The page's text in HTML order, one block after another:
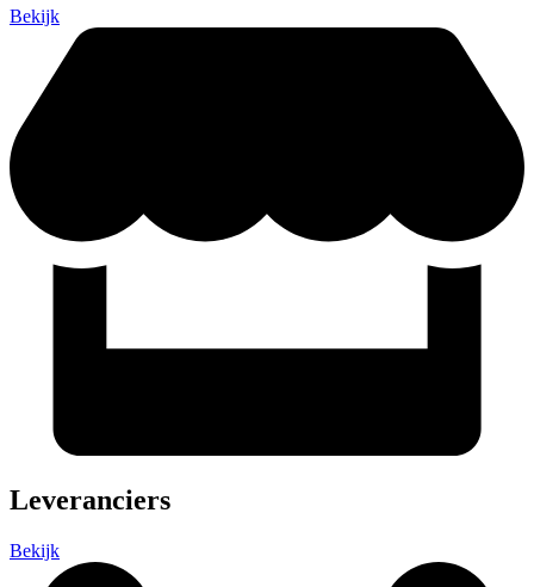
Bekijk
Leveranciers
Bekijk